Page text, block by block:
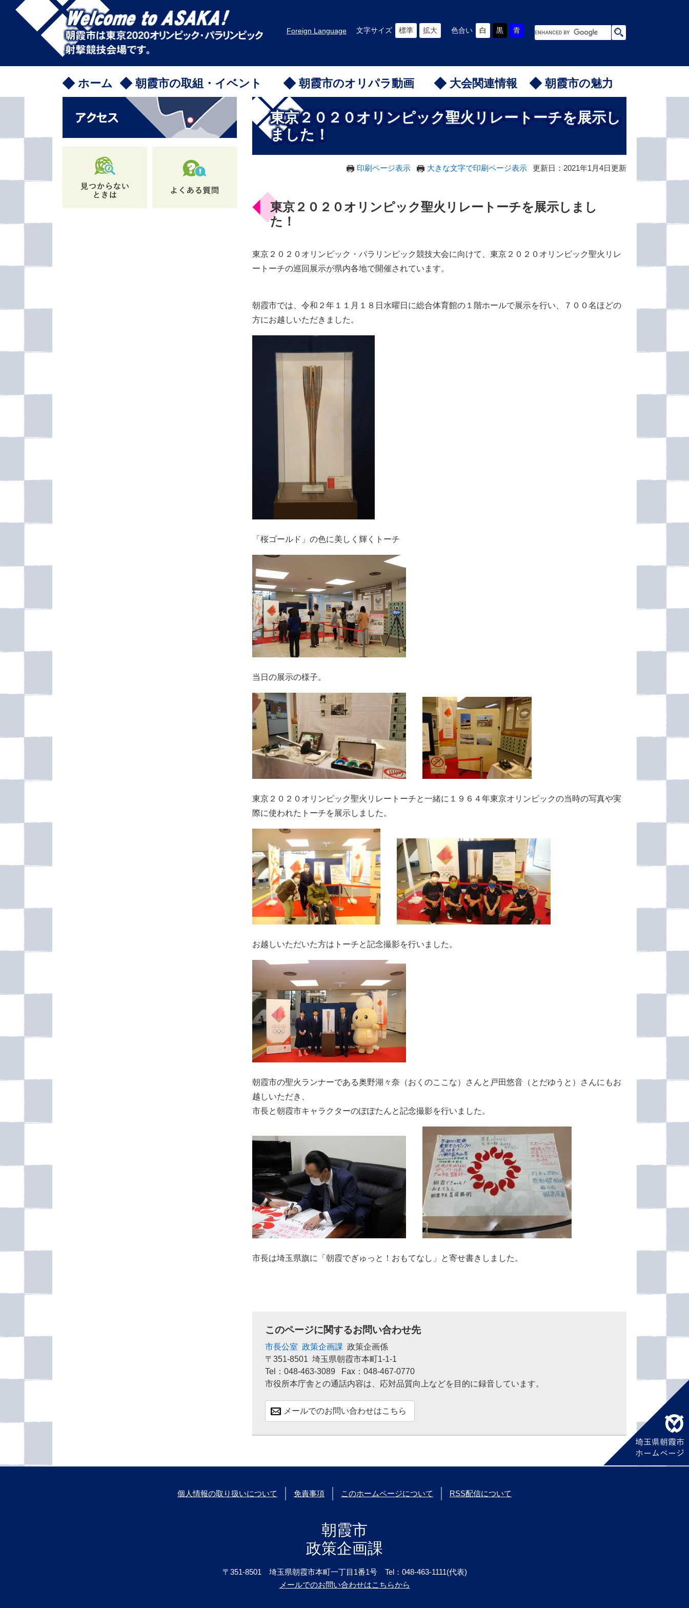
頭
飛
へ
Foreign Language 文字サイズ 標準 拡大 色合い 白 黒 青
G
o
o
カ
タ
ム
検
ホーム 朝霞市の取組・イベント 朝霞市のオリパラ動画 大会関連情報 朝霞市の魅力
本
東京２０２０オリンピック聖火リレートーチを展示し
ました！
印刷ページ表示 大きな文字で印刷ページ表示 更新日：2021年1月4日更新
東京２０２０オリンピック聖火リレートーチを展示しまし
た！
東京２０２０オリンピック・パラリンピック競技大会に向けて、東京２０２０オリンピック聖火リレ
ートーチの巡回展示が県内各地で開催されています。
朝霞市では、令和２年１１月１８日水曜日に総合体育館の１階ホールで展示を行い、７００名ほどの
方にお越しいただきました。
「桜ゴールド」の色に美しく輝くトーチ
当日の展示の様子。
東京２０２０オリンピック聖火リレートーチと一緒に１９６４年東京オリンピックの当時の写真や実
際に使われたトーチを展示しました。
お越しいただいた方はトーチと記念撮影を行いました。
朝霞市の聖火ランナーである奥野湖々奈（おくのここな）さんと戸田悠音（とだゆうと）さんにもお
越しいただき、
市長と朝霞市キャラクターのぽぽたんと記念撮影を行いました。
市長は埼玉県旗に「朝霞でぎゅっと！おもてなし」と寄せ書きしました。
このページに関するお問い合わせ先
市長公室 政策企画課 政策企画係
〒351-8501 埼玉県朝霞市本町1-1-1
Tel：048-463-3089
Fax：048-467-0770
市役所本庁舎との通話内容は、応対品質向上などを目的に録音しています。
メールでのお問い合わせはこちら
個人情報の取り扱いについて 免責事項 このホームページについて RSS配信について
朝霞市
政策企画課
〒351-8501 埼玉県朝霞市本町一丁目1番1号 Tel：048-463-1111(代表)
メールでのお問い合わせはこちらから